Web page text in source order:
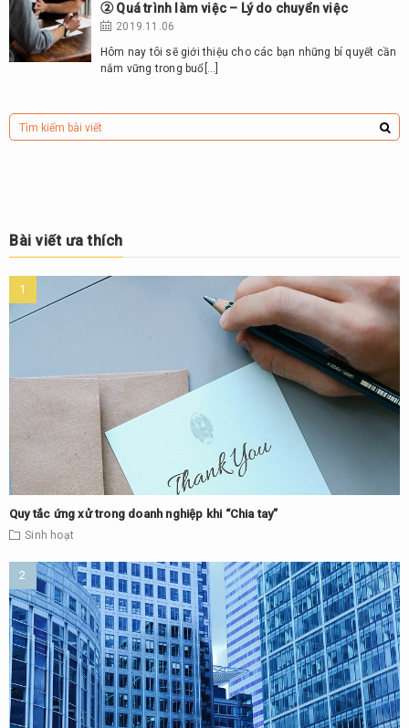
② Quá trình làm việc – Lý do chuyển việc
2019.11.06
Hôm nay tôi sẽ giới thiệu cho các bạn những bí quyết cần
nắm vững trong buổ[…]
Bài viết ưa thích
Quy tắc ứng xử trong doanh nghiệp khi “Chia tay”
Sinh hoạt